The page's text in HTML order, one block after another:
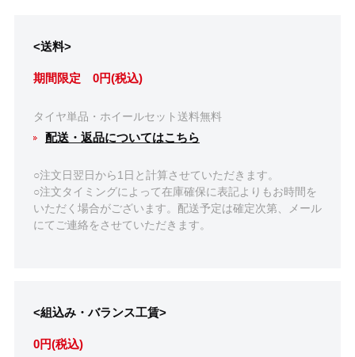
<送料>
期間限定 0円(税込)
タイヤ単品・ホイールセット送料無料
配送・返品についてはこちら
○注文日翌日から1日と計算させていただきます。
○注文タイミングによって在庫確保に表記よりもお時間を
いただく場合がございます。配送予定は確定次第、メール
にてご連絡をさせていただきます。
<組込み・バランス工賃>
0円(税込)